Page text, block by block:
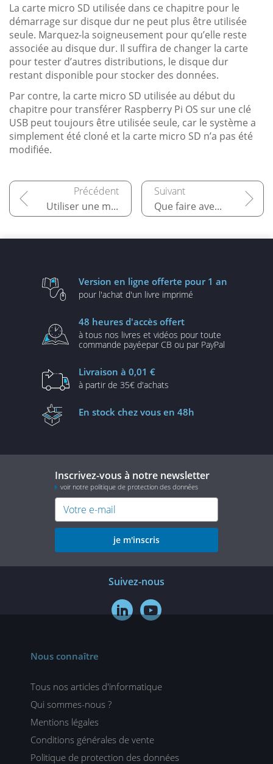
La carte micro SD utilisée dans ce chapitre pour le
démarrage sur disque dur ne peut plus être utilisée
seule. Marquez-la soigneusement pour qu’elle reste
associée au disque dur. Il suffira de changer la carte
pour tester d’autres distributions, le disque dur
restant disponible pour stocker des données.
Par contre, la carte micro SD utilisée au début du
chapitre pour transférer Raspberry Pi OS sur une clé
USB peut toujours être utilisée seule, car le système a
simplement été cloné et la carte micro SD n’a pas été
modifiée.
Utiliser une mémoire de masse externe Que faire avec le Raspberry Pi ?
Version en ligne offerte pour 1 an
pour l'achat d'un livre imprimé
48 heures d'accès offert
à tous nos livres et vidéos pour toute
commande payéepar CB ou par PayPal
Livraison à 0,01 €
à partir de 35€ d'achats
En stock chez vous en 48h
Inscrivez-vous à notre newsletter
voir notre politique de protection des données
je m'inscris
Suivez-nous
 
Nous connaître
Tous nos articles d'informatique
Qui sommes-nous ?
Mentions légales
Conditions générales de vente
Politique de protection des données